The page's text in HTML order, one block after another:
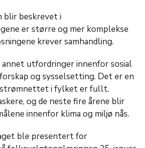
blir beskrevet i
er større og mer komplekse
krever samhandling.
utfordringer innenfor sosial
og sysselsetting. Det er en
i fylket er fullt.
og de neste fire årene blir
innenfor klima og miljø nås.
ble presentert for